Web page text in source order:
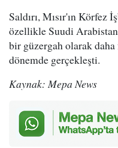
Saldırı, Mısır'ın
özellikle Suudi
bir güzergah olarak daha
dönemde gerçekleşti.
Kaynak: Mepa News